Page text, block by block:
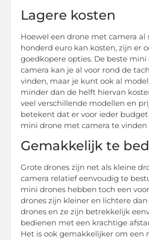
Lagere kosten
Hoewel een drone met camera al
honderd euro kan kosten, zijn er
goedkopere opties. De beste
camera kan je al voor rond de
vinden, maar je kunt ook al
minder dan de helft hiervan
veel verschillende modellen en
betekent dat er voor ieder
mini drone met camera te vinden
Gemakkelijk te
Grote drones zijn net als kleine
camera relatief eenvoudig te
mini drones hebben toch een
drones zijn kleiner en lichtere
drones en ze zijn betrekkelijk
bedienen met een krachtige
Het is ook gemakkelijker om een